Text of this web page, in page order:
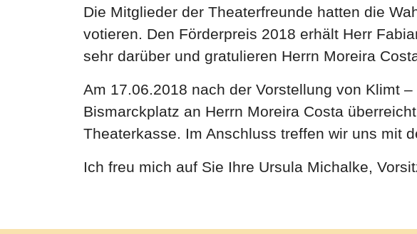
Die Mitglieder der Theaterfreunde hatten die
votieren. Den Förderpreis 2018 erhält Herr
sehr darüber und gratulieren Herrn Moreira
Am 17.06.2018 nach der Vorstellung von Klimt
Bismarckplatz an Herrn Moreira Costa
Theaterkasse. Im Anschluss treffen wir uns mit
Ich freu mich auf Sie Ihre Ursula Michalke,